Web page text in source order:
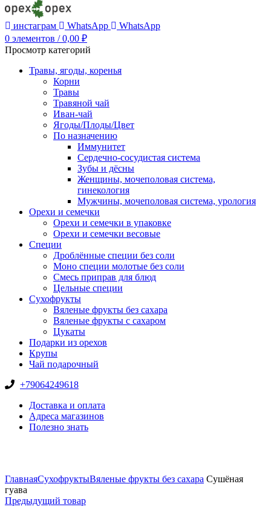
инстаграм WhatsApp
WhatsApp
0 элементов / 0,00 ₽
Просмотр категорий
Травы, ягоды, коренья
Корни
Травы
Травяной чай
Иван-чай
Ягоды/Плоды/Цвет
По назначению
Иммунитет
Сердечно-сосудистая система
Зубы и дёсны
Женщины, мочеполовая система,
гинекология
Мужчины, мочеполовая система, урология
Орехи и семечки
Орехи и семечки в упаковке
Орехи и семечки весовые
Специи
Дроблённые специи без соли
Моно специи молотые без соли
Смесь приправ для блюд
Цельные специи
Сухофрукты
Вяленые фрукты без сахара
Вяленые фрукты с сахаром
Цукаты
Подарки из орехов
Крупы
Чай подарочный
+79064249618
Доставка и оплата
Адреса магазинов
Полезно знать
ГлавнаяСухофруктыВяленые фрукты без сахара Сушёная
гуава
Предыдущий товар